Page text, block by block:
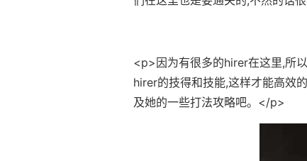
<p>因为有很多的hirer在这里,所
hirer的技得和技能,这样才能高效
及她的一些打法攻略吧。</p>